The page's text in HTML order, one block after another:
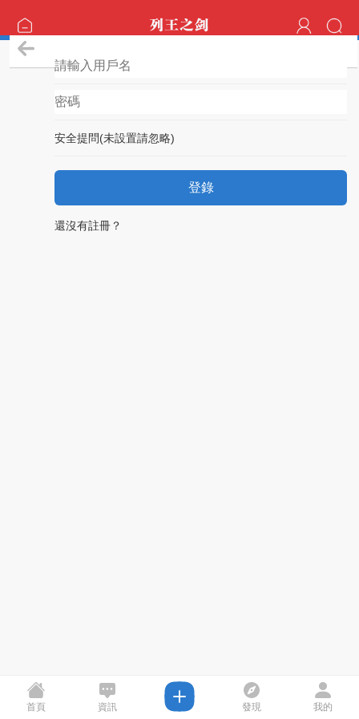
安全提問(未設置請忽略)
登錄
還沒有註冊？
首頁 資訊 發現 我的